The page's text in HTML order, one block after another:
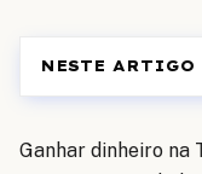
NESTE ARTIGO
Ganhar dinheiro na